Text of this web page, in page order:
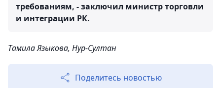
требованиям, - заключил министр торговли
и интеграции РК.
Тамила Языкова, Нур-Султан
Поделитесь новостью